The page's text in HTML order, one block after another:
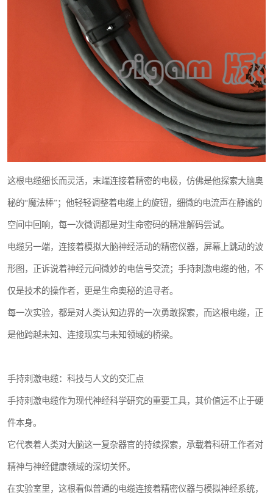
这根电缆细长而灵活，末端连接着精密的电极，仿佛是他探索大脑奥
秘的“魔法棒”；他轻轻调整着电缆上的旋钮，细微的电流声在静谧的
空间中回响，每一次微调都是对生命密码的精准解码尝试。
电缆另一端，连接着模拟大脑神经活动的精密仪器，屏幕上跳动的波
形图，正诉说着神经元间微妙的电信号交流；手持刺激电缆的他，不
仅是技术的操作者，更是生命奥秘的追寻者。
每一次实验，都是对人类认知边界的一次勇敢探索，而这根电缆，正
是他跨越未知、连接现实与未知领域的桥梁。
手持刺激电缆：科技与人文的交汇点
手持刺激电缆作为现代神经科学研究的重要工具，其价值远不止于硬
件本身。
它代表着人类对大脑这一复杂器官的持续探索，承载着科研工作者对
精神与神经健康领域的深切关怀。
在实验室里，这根看似普通的电缆连接着精密仪器与模拟神经系统，